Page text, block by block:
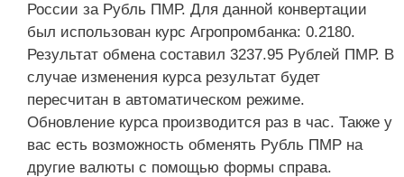
России за Рубль ПМР. Для данной конвертации
был использован курс Агропромбанка: 0.2180.
Результат обмена составил 3237.95 Рублей ПМР. В
случае изменения курса результат будет
пересчитан в автоматическом режиме.
Обновление курса производится раз в час. Также у
вас есть возможность обменять Рубль ПМР на
другие валюты с помощью формы справа.